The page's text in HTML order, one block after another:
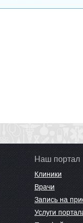
Наш портал
Клиники
Врачи
Запись на
Услуги